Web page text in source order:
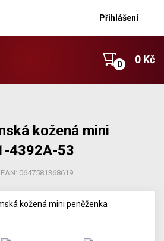
Přihlášení
0 Kč
kožená mini
4392A-53
EAN: 0647581368619